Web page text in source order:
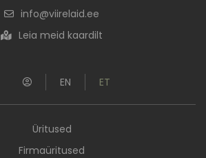
info@viirelaid.ee
Leia meid kaardilt
EN ET
Üritused
Firmaüritused